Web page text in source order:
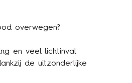
overwegen?
en veel lichtinval
de uitzonderlijke